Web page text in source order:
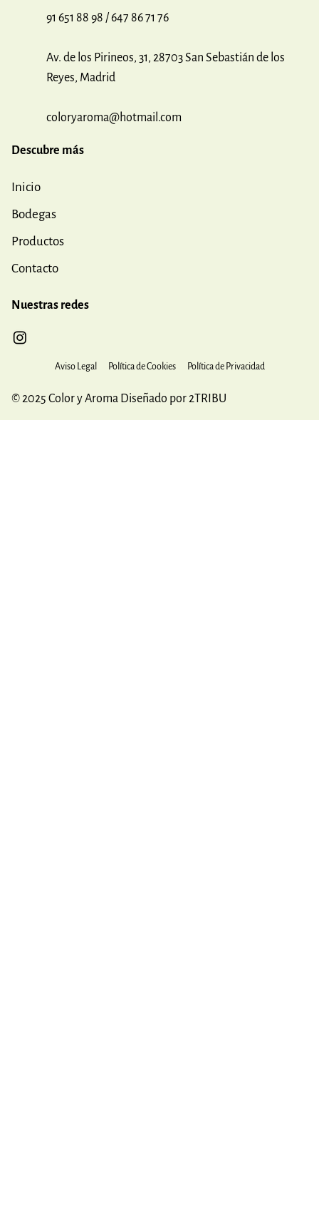
91 651 88 98 / 647 86 71 76
Av. de los Pirineos, 31, 28703 San Sebastián de los
Reyes, Madrid
coloryaroma@hotmail.com
Descubre más
Inicio
Bodegas
Productos
Contacto
Nuestras redes
Aviso Legal Política de Cookies Política de Privacidad
© 2025 Color y Aroma Diseñado por 2TRIBU